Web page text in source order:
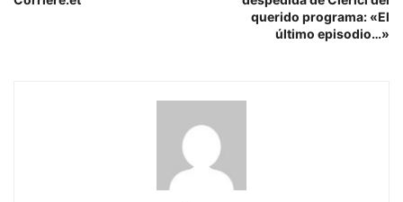
querido programa: «El
último episodio…»